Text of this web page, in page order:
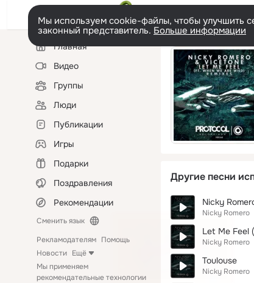
Мы используем cookie-файлы, чтобы улучшить
законный представитель. Больше информации
Левая
колонкаГлавная
Видео
Группы
Люди
Публикации
Игры
Подарки
Поздравления
Рекомендации
Сменить язык
Рекламодателям Помощь
Новости Ещё
Мы применяем
рекомендательные технологии
Другие песни
Nicky
Nicky Romero
Let Me Feel
Nicky Romero
Toulouse
Nicky Romero